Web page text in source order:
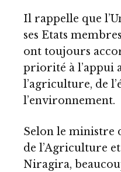
Il rappelle que
ses Etats
ont toujours
priorité à l’appui
l’agriculture, de
l’environnement.
Selon le ministre
de l’Agriculture et
Niragira,